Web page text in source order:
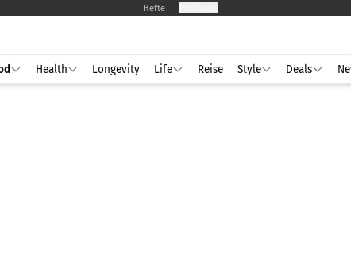
Hefte
Health Longevity Life Reise Style Deals